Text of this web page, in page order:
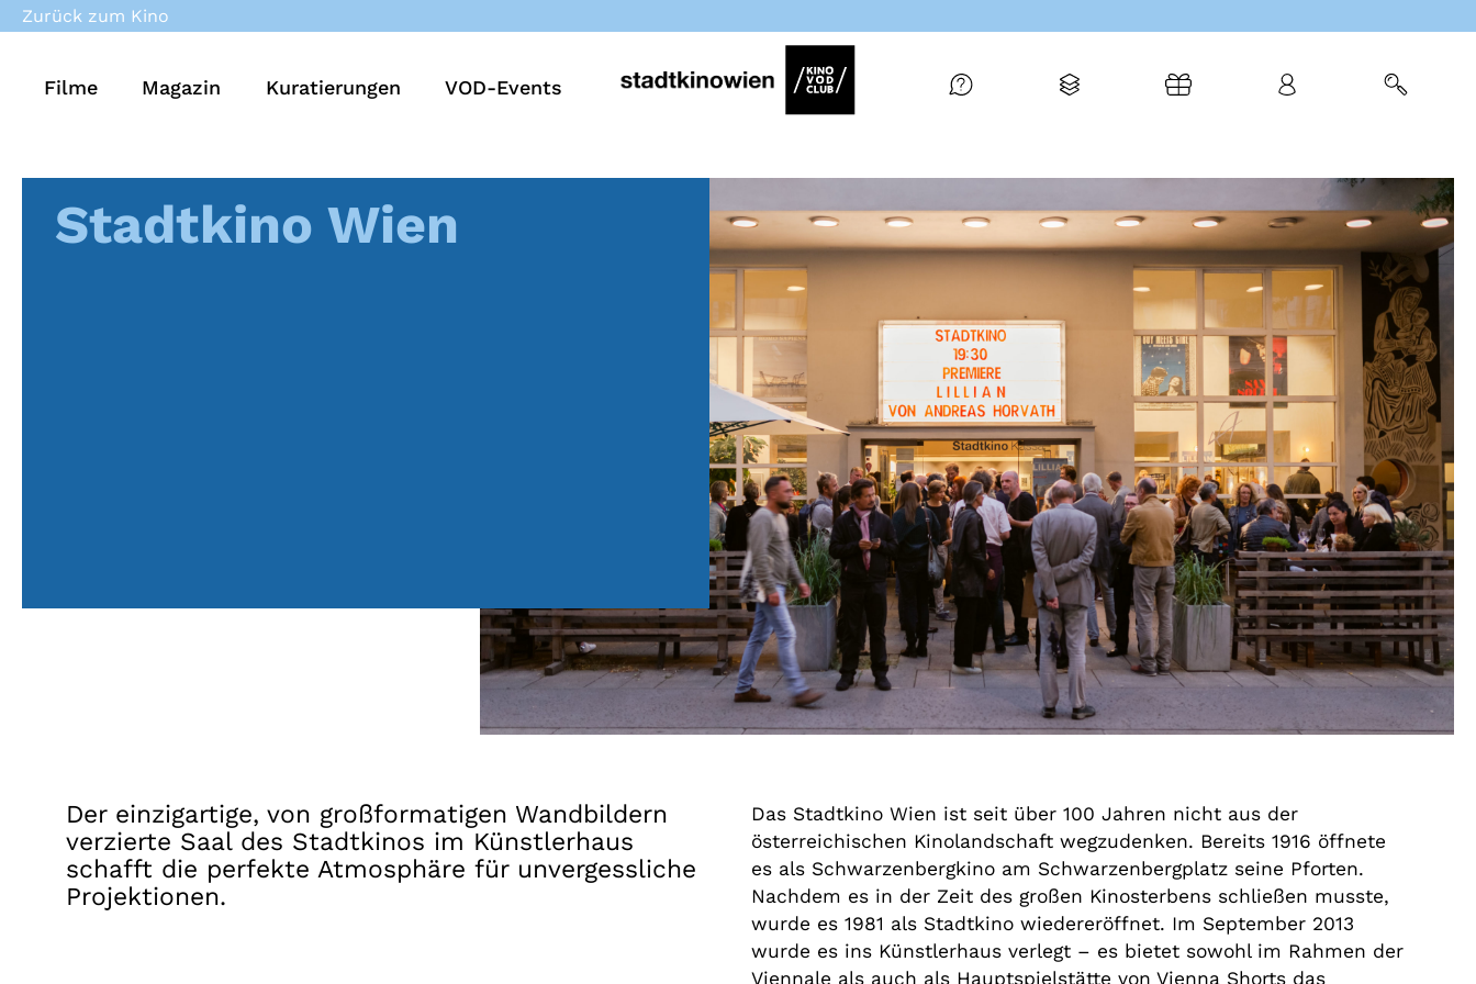
Kuratierungen
VOD-Events
So geht’s
Filmpakete
Gutscheine
& Filmpässe
Account
Suche
Zurück zum Kino
Filme Magazin Kuratierungen VOD-Events
Stadtkino Wien
Der einzigartige, von großformatigen Wandbildern
verzierte Saal des Stadtkinos im Künstlerhaus
schafft die perfekte Atmosphäre für unvergessliche
Projektionen.
Das Stadtkino Wien ist seit über 100 Jahren nicht aus der
österreichischen Kinolandschaft wegzudenken. Bereits 1916 öffnete
es als Schwarzenbergkino am Schwarzenbergplatz seine Pforten.
Nachdem es in der Zeit des großen Kinosterbens schließen musste,
wurde es 1981 als Stadtkino wiedereröffnet. Im September 2013
wurde es ins Künstlerhaus verlegt – es bietet sowohl im Rahmen der
Viennale als auch als Hauptspielstätte von Vienna Shorts das